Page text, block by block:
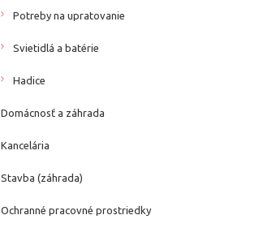
Potreby na upratovanie
Svietidlá a batérie
Hadice
Domácnosť a záhrada
Kancelária
Stavba (záhrada)
Ochranné pracovné prostriedky